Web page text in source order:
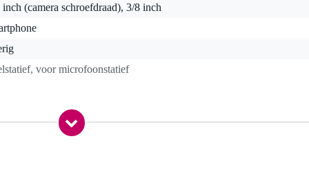
inch (camera schroefdraad), 3/8 inch
voor microfoonstatief